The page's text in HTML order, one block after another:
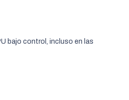
bajo control, incluso en las